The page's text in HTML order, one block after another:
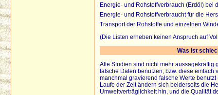
Energie- und Rohstoffverbrauch (Erdöl) bei
Energie- und Rohstoffverbraucht für die
Transport der Rohstoffe und einzelnen
(Die Listen erheben keinen Anspruch auf
Was ist
Alte Studien sind nicht mehr
falsche Daten benutzen, bzw. diese
manchmal gravierend falsche Werte
Laufe der Zeit ändern sich beiderseits die
Umweltverträglichkeit hin, und die Qualität